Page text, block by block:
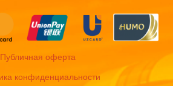
Публичная оферта
конфиденциальности